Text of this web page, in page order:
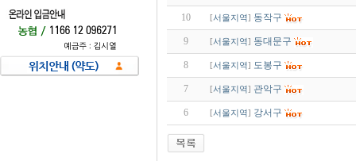
10 [서울지역] 동작구
9 [서울지역] 동대문구
8 [서울지역] 도봉구
7 [서울지역] 관악구
6 [서울지역] 강서구